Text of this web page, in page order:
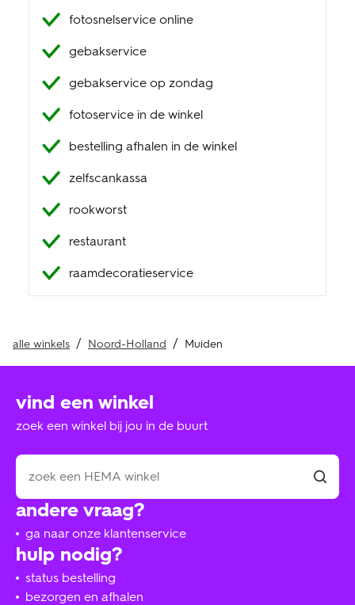
klantenservice
fotosnelservice online
gebakservice
gebakservice op zondag
fotoservice in de winkel
bestelling afhalen in de winkel
zelfscankassa
rookworst
restaurant
raamdecoratieservice
alle winkels Noord-Holland Muiden
hulp nodig?
status bestelling
bezorgen en afhalen
andere vraag?
ga naar onze klantenservice
vind een winkel
zoek een winkel bij jou in de buurt